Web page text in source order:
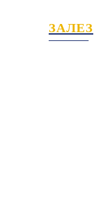
ЗАЛЕЗ